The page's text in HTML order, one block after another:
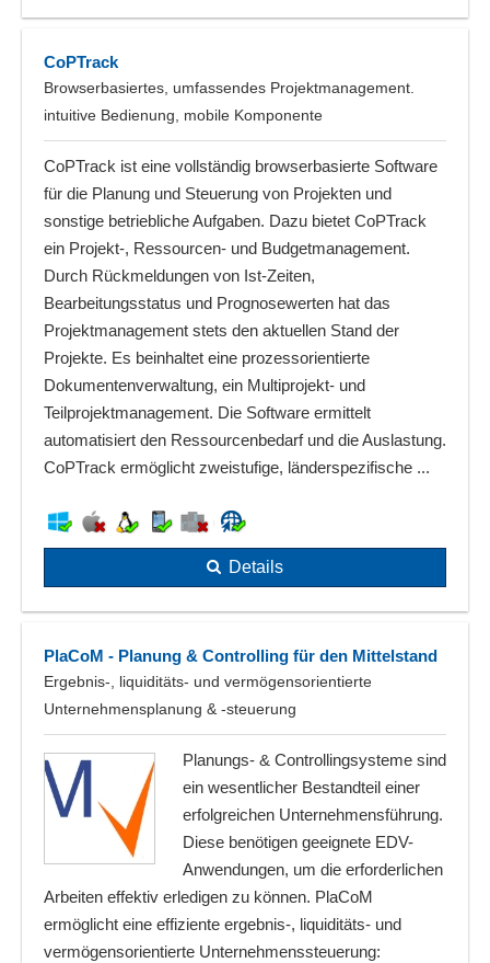
CoPTrack
Browserbasiertes, umfassendes Projektmanagement.
intuitive Bedienung, mobile Komponente
CoPTrack ist eine vollständig browserbasierte Software
für die Planung und Steuerung von Projekten und
sonstige betriebliche Aufgaben. Dazu bietet CoPTrack
ein Projekt-, Ressourcen- und Budgetmanagement.
Durch Rückmeldungen von Ist-Zeiten,
Bearbeitungsstatus und Prognosewerten hat das
Projektmanagement stets den aktuellen Stand der
Projekte. Es beinhaltet eine prozessorientierte
Dokumentenverwaltung, ein Multiprojekt- und
Teilprojektmanagement. Die Software ermittelt
automatisiert den Ressourcenbedarf und die Auslastung.
CoPTrack ermöglicht zweistufige, länderspezifische ...
Details
PlaCoM - Planung & Controlling für den Mittelstand
Ergebnis-, liquiditäts- und vermögensorientierte
Unternehmensplanung & -steuerung
Planungs- & Controllingsysteme sind
ein wesentlicher Bestandteil einer
erfolgreichen Unternehmensführung.
Diese benötigen geeignete EDV-
Anwendungen, um die erforderlichen
Arbeiten effektiv erledigen zu können. PlaCoM
ermöglicht eine effiziente ergebnis-, liquiditäts- und
vermögensorientierte Unternehmenssteuerung: